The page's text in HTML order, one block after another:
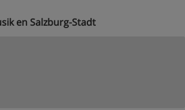
en Salzburg-Stadt